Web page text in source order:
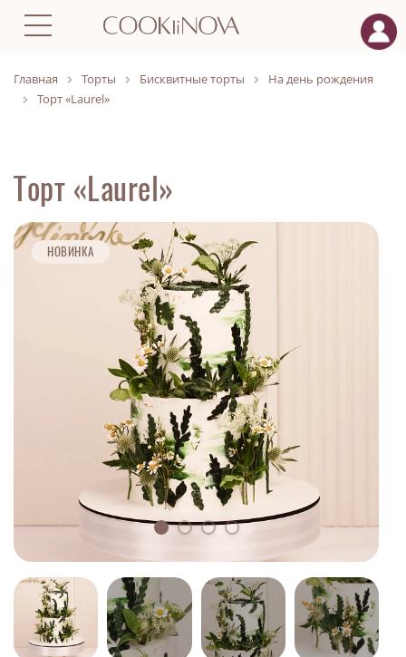
Главная Торты Бисквитные торты
На день рождения
Торт «Laurel»
Торт «Laurel»
НОВИНКА